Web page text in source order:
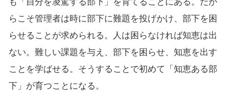
らこそ管理者は時に部下に難題を投げかけ、部下を困
らせることが求められる。人は困らなければ知恵は出
ない。難しい課題を与え、部下を困らせ、知恵を出す
ことを学ばせる。そうすることで初めて「知恵ある部
下」が育つことになる。